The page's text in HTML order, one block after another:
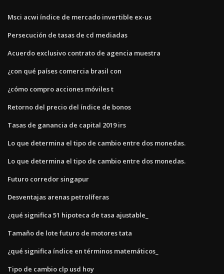
Msci acwi índice de mercado invertible ex-us
Persecución de tasas de cd mediadas
Acuerdo exclusivo contrato de agencia muestra
¿con qué países comercia brasil con
¿cómo compro acciones móviles t
Retorno del precio del índice de bonos
Tasas de ganancia de capital 2019 irs
Lo que determina el tipo de cambio entre dos monedas.
Lo que determina el tipo de cambio entre dos monedas.
Futuro corredor singapur
Desventajas arenas petrolíferas
¿qué significa 51 hipoteca de tasa ajustable_
Tamaño de lote futuro de motores tata
¿qué significa índice en términos matemáticos_
Tipo de cambio clp usd hoy